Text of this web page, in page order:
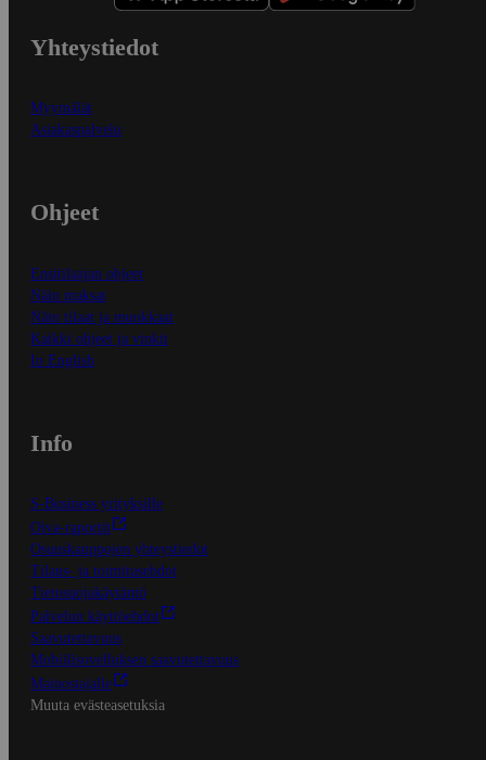
Yhteystiedot
Myymälät
Asiakaspalvelu
Ohjeet
Ensitilaajan ohjeet
Näin maksat
Näin tilaat ja muokkaat
Kaikki ohjeet ja vinkit
In English
Info
S-Business yrityksille
Oiva-raportit
Osuuskauppojen yhteystiedot
Tilaus- ja toimitusehdot
Tietosuojakäytäntö
Palvelun käyttöehdot
Saavutettavuus
Mobiilisovelluksen saavutettavuus
Mainostajalle
Muuta evästeasetuksia